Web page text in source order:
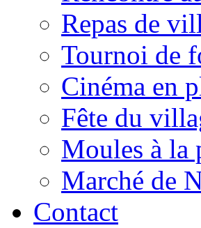
Repas de
Tournoi de
Cinéma en
Fête du
Moules à la
Marché de
Contact